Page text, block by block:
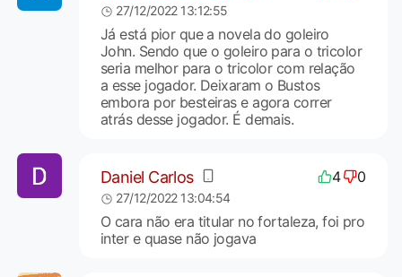
27/12/2022 13:12:55
Já está pior que a novela do goleiro
John. Sendo que o goleiro para o tricolor
seria melhor para o tricolor com relação
a esse jogador. Deixaram o Bustos
embora por besteiras e agora correr
atrás desse jogador. É demais.
Daniel Carlos 4 0
27/12/2022 13:04:54
O cara não era titular no fortaleza, foi pro
inter e quase não jogava